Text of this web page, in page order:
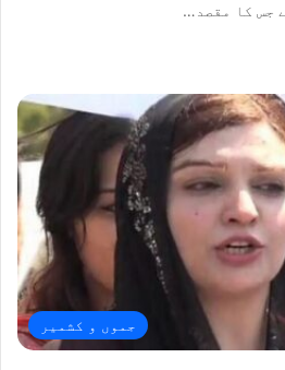
جس کا مقصد…
جموں و کشمیر